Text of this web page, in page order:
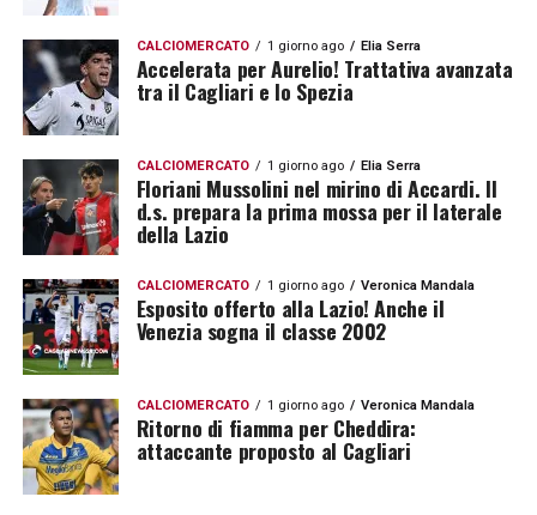
CALCIOMERCATO 1 giorno ago Elia Serra
Accelerata per Aurelio! Trattativa avanzata
tra il Cagliari e lo Spezia
CALCIOMERCATO 1 giorno ago Elia Serra
Floriani Mussolini nel mirino di Accardi. Il
d.s. prepara la prima mossa per il laterale
della Lazio
CALCIOMERCATO 1 giorno ago Veronica Mandala
Esposito offerto alla Lazio! Anche il
Venezia sogna il classe 2002
CALCIOMERCATO 1 giorno ago Veronica Mandala
Ritorno di fiamma per Cheddira:
attaccante proposto al Cagliari